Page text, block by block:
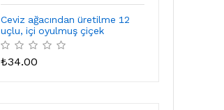
Ceviz ağacından üretilme 12
uçlu, içi oyulmuş çiçek
₺34.00